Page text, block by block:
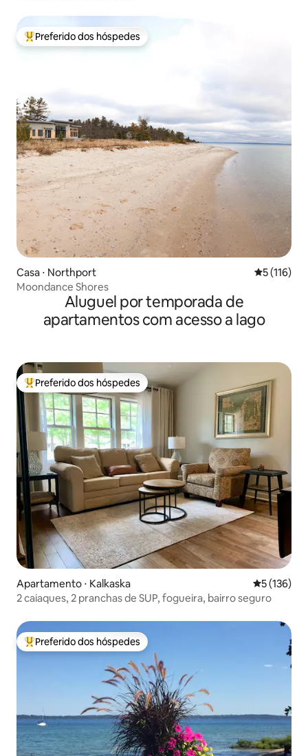
Entre os melhores preferidos dos hóspedes
Preferido dos hóspedes
Casa ⋅ Northport 5 de uma
5 (116)
Moondance Shores
Aluguel por temporada de
apartamentos com acesso a lago
Entre os melhores preferidos dos hóspedes
Preferido dos hóspedes
Apartamento ⋅ Kalkaska 5 de uma
5 (136)
2 caiaques, 2 pranchas de SUP, fogueira, bairro seguro
Entre os melhores preferidos dos hóspedes
Preferido dos hóspedes